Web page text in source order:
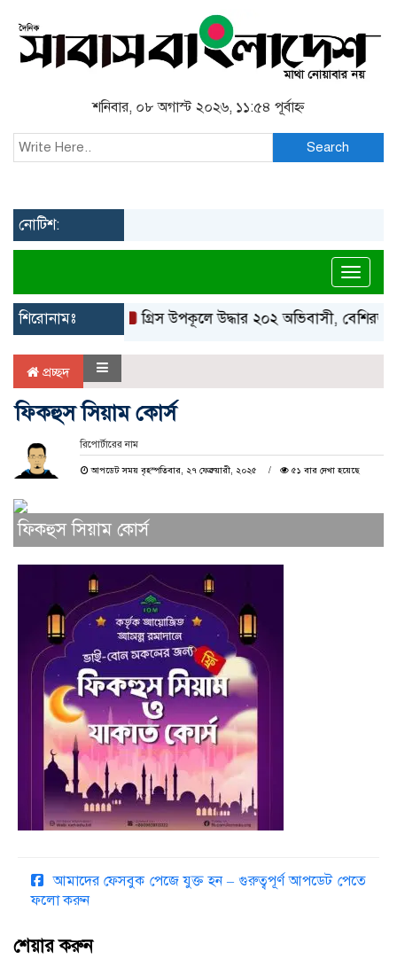
শনিবার, ০৮ অগাস্ট ২০২৬, ১১:৫৪ পূর্বাহ্ন
Search
নোটিশ:
শিরোনামঃ গ্রিস উপকূলে উদ্ধার ২০২ অভিবাসী, বেশিরভাগই
প্রচ্ছদ
ফিকহুস সিয়াম কোর্স
রিপোর্টারের নাম
আপডেট সময় বৃহস্পতিবার, ২৭ ফেব্রুয়ারী, ২০২৫ ৫১ বার দেখা হয়েছে
ফিকহুস সিয়াম কোর্স
আমাদের ফেসবুক পেজে যুক্ত হন – গুরুত্বপূর্ণ আপডেট পেতে
ফলো করুন
শেয়ার করুন